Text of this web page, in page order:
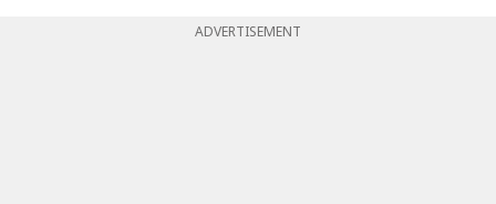
ADVERTISEMENT